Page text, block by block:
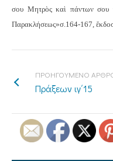
σου Μητρὸς καὶ πάντων
Παρακλήσεως»σ.164-167,
ΠΡΟΗΓΟΥΜΕΝΟ
Πράξεων ιγ΄15